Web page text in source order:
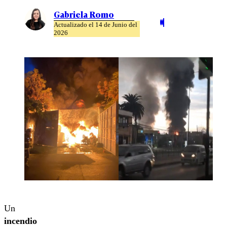
Gabriela Romo
Actualizado el 14 de Junio del
2026
Un
incendio